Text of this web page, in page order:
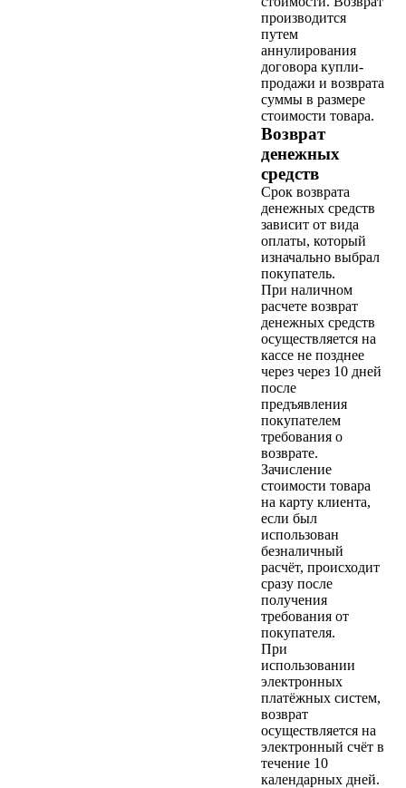
производится
путем
аннулирования
договора купли-
продажи и возврата
суммы в размере
стоимости товара.
Возврат
денежных
средств
Срок возврата
денежных средств
зависит от вида
оплаты, который
изначально выбрал
покупатель.
При наличном
расчете возврат
денежных средств
осуществляется на
кассе не позднее
через через 10 дней
после
предъявления
покупателем
требования о
возврате.
Зачисление
стоимости товара
на карту клиента,
если был
использован
безналичный
расчёт, происходит
сразу после
получения
требования от
покупателя.
При
использовании
электронных
платёжных систем,
возврат
осуществляется на
электронный счёт в
течение 10
календарных дней.